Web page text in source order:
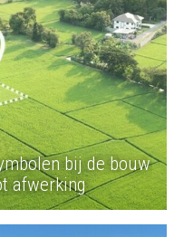
bij de bouw
afwerking